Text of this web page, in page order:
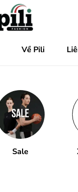
Về Pili
Sale